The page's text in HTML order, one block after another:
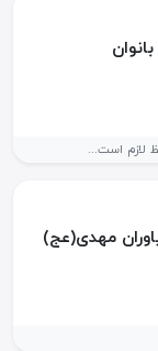
لازم است...
مهدی(عج)